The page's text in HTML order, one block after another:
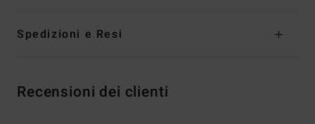
Spedizioni e Resi
Recensioni dei clienti